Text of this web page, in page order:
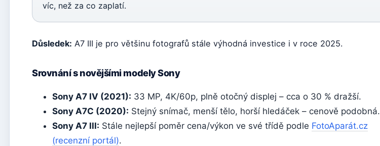
víc, než za co zaplatí.
Důsledek: A7 III je pro většinu fotografů stále výhodná investice i v roce 2025.
Srovnání s novějšími modely Sony
Sony A7 IV (2021): 33 MP, 4K/60p, plně otočný displej – cca o 30 % dražší.
Sony A7C (2020): Stejný snímač, menší tělo, horší hledáček – cenově podobná.
Sony A7 III: Stále nejlepší poměr cena/výkon ve své třídě podle FotoAparát.cz
(recenzní portál).